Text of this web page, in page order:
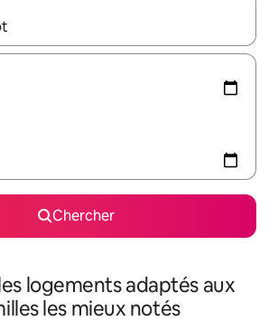
sont affichés, parcourez-les en utilisant
Chercher
logements adaptés aux
les mieux notés